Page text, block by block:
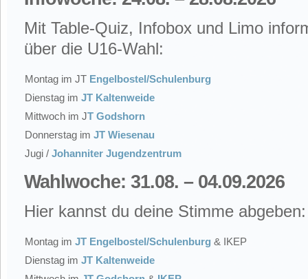
Mit Table-Quiz, Infobox und Limo
über die U16-Wahl:
Montag im JT Engelbostel/Schulenburg
Dienstag im JT Kaltenweide
Mittwoch im JT Godshorn
Donnerstag im JT Wiesenau
Jugi / Johanniter Jugendzentrum
Wahlwoche: 31.08. – 04.09.2026
Hier kannst du deine Stimme abgeben:
Montag im JT Engelbostel/Schulenburg & IKEP
Dienstag im JT Kaltenweide